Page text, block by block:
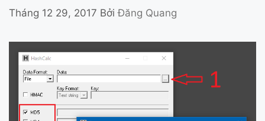
Tháng 12 29, 2017 BởiĐăng Quang